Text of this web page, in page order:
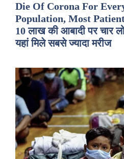
Die Of Corona For
Population, Most
10 लाख की आबादी पर चार
यहां मिले सबसे ज्यादा मरीज